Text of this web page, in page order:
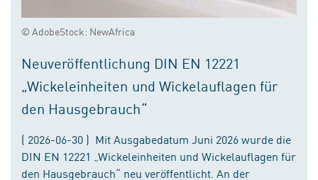
© AdobeStock: NewAfrica
Neuveröffentlichung DIN EN 12221
„Wickeleinheiten und Wickelauflagen für
den Hausgebrauch“
( 2026-06-30 ) Mit Ausgabedatum Juni 2026 wurde die
DIN EN 12221 „Wickeleinheiten und Wickelauflagen für
den Hausgebrauch“ neu veröffentlicht. An der